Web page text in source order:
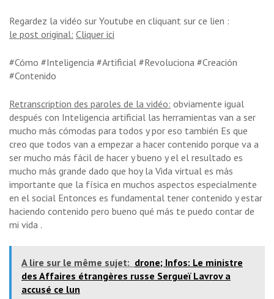
Regardez la vidéo sur Youtube en cliquant sur ce lien :
le post original: Cliquer ici
#Cómo #Inteligencia #Artificial #Revoluciona #Creación
#Contenido
Retranscription des paroles de la vidéo: obviamente igual
después con Inteligencia artificial las herramientas van a ser
mucho más cómodas para todos y por eso también Es que
creo que todos van a empezar a hacer contenido porque va a
ser mucho más fácil de hacer y bueno y el el resultado es
mucho más grande dado que hoy la Vida virtual es más
importante que la física en muchos aspectos especialmente
en el social Entonces es fundamental tener contenido y estar
haciendo contenido pero bueno qué más te puedo contar de
mi vida .
A lire sur le même sujet: drone; Infos: Le ministre
des Affaires étrangères russe Sergueï Lavrov a
accusé ce lun